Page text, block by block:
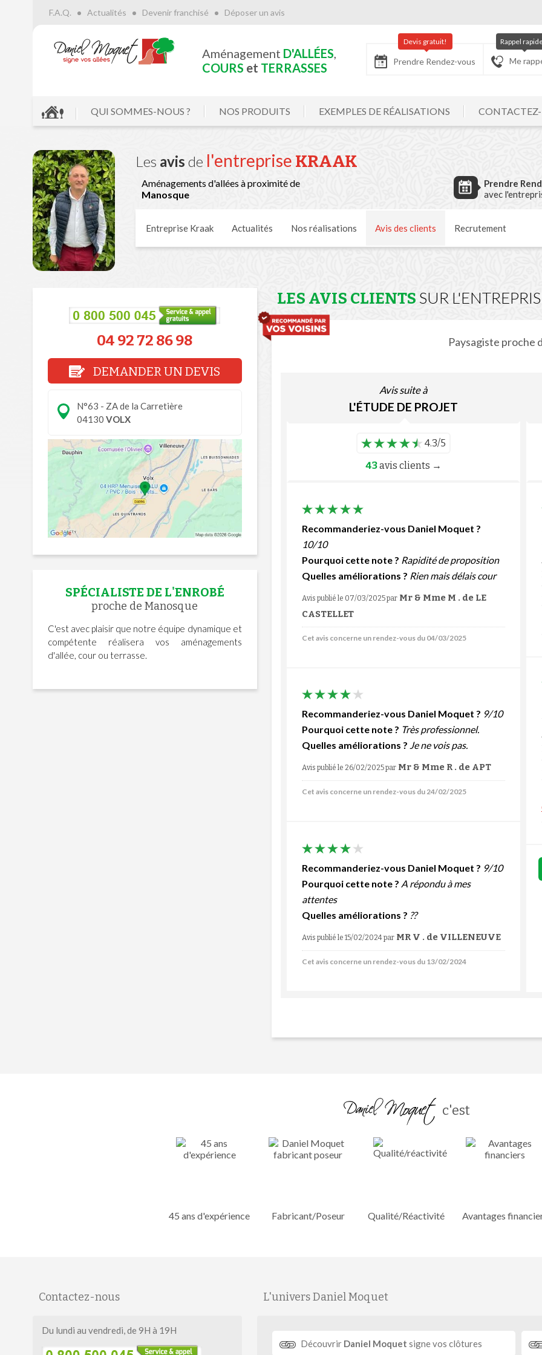
F.A.Q. Actualités Devenir franchisé Déposer un avis
Aménagement D'ALLÉES,
COURS et TERRASSES Prendre Rendez-vous
Devis gratuit!
Me
Rappel
QUI SOMMES-NOUS ? NOS PRODUITS EXEMPLES DE RÉALISATIONS
Les avis de l'entreprise KRAAK
Aménagements d'allées à proximité de
Manosque
Prendre
avec
Entreprise Kraak Actualités Nos réalisations Avis des clients Recrutement
04 92 72 86 98
DEMANDER UN DEVIS
N°63 - ZA de la Carretière
04130 VOLX
SPÉCIALISTE DE L'ENROBÉ
proche de Manosque
C'est avec plaisir que notre équipe dynamique et
compétente réalisera vos aménagements
d'allée, cour ou terrasse.
LES AVIS CLIENTS SUR
Paysagiste proche
Avis suite à
L'ÉTUDE DE PROJET
4.3/5
43avis clients →
Recommanderiez-vous Daniel Moquet ?
10/10
Pourquoi cette note ? Rapidité de proposition
Quelles améliorations ? Rien mais délais cour
Avis publié le 07/03/2025par Mr & Mme M . de LE
CASTELLET
Cet avis concerne un rendez-vous du 04/03/2025
Recommanderiez-vous Daniel Moquet ? 9/10
Pourquoi cette note ? Très professionnel.
Quelles améliorations ? Je ne vois pas.
Avis publié le 26/02/2025par Mr & Mme R . de APT
Cet avis concerne un rendez-vous du 24/02/2025
Recommanderiez-vous Daniel Moquet ? 9/10
Pourquoi cette note ? A répondu à mes
attentes
Quelles améliorations ? ??
Avis publié le 15/02/2024par MR V . de VILLENEUVE
Cet avis concerne un rendez-vous du 13/02/2024
c'est
45 ans d'expérience Fabricant/Poseur Qualité/Réactivité Avantages
Contactez-nous
Du lundi au vendredi, de 9H à 19H
L'univers Daniel Moquet
Découvrir Daniel Moquet signe vos clôtures